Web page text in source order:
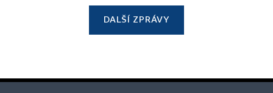
DALŠÍ ZPRÁVY